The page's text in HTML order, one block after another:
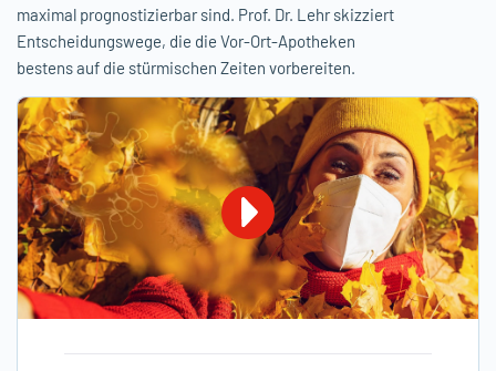
maximal prognostizierbar sind. Prof. Dr. Lehr skizziert
Entscheidungswege, die die Vor-Ort-Apotheken
bestens auf die stürmischen Zeiten vorbereiten.